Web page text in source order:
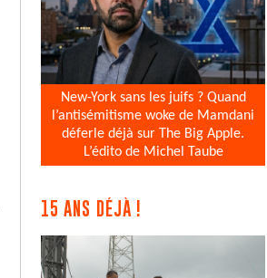
New-York sans les juifs ? Quand
l’antisémitisme woke de Mamdani
déferle déjà sur The Big Apple.
L’édito de Michel Taube
15 ANS DÉJÀ !